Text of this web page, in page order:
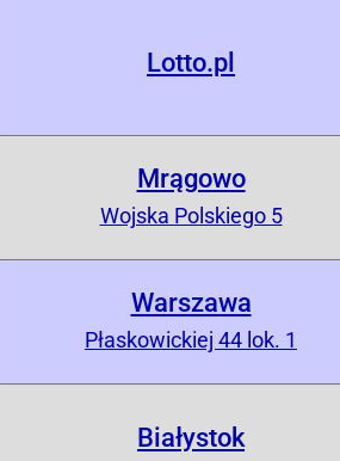
Lotto.pl
Mrągowo
Wojska Polskiego 5
Warszawa
Płaskowickiej 44 lok. 1
Białystok